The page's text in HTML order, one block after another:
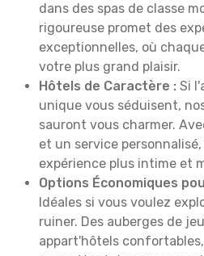
dans des spas de classe
rigoureuse promet des
exceptionnelles, où
votre plus grand plaisir.
Hôtels de Caractère : Si
unique vous séduisent,
sauront vous charmer.
et un service
expérience plus intime et
Options Économiques
Idéales si vous voulez
ruiner. Des auberges de
appart'hôtels